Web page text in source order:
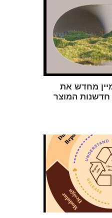
מחדש את
המוצר